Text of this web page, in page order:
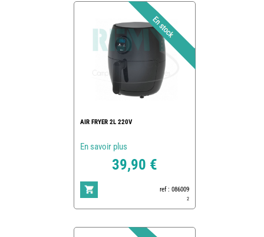
AIR FRYER 2L 220V
En savoir plus
39,90 €
ref : 086009
2